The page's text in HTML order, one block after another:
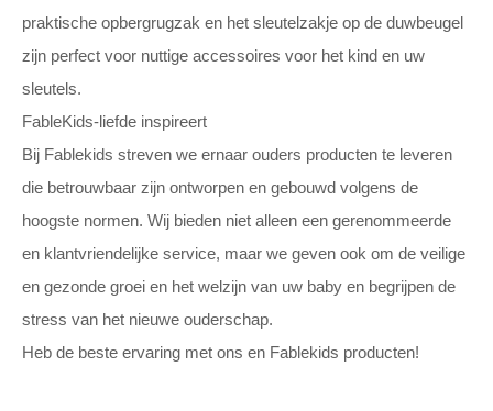
praktische opbergrugzak en het sleutelzakje op de duwbeugel
zijn perfect voor nuttige accessoires voor het kind en uw
sleutels.
FableKids-liefde inspireert
Bij Fablekids streven we ernaar ouders producten te leveren
die betrouwbaar zijn ontworpen en gebouwd volgens de
hoogste normen. Wij bieden niet alleen een gerenommeerde
en klantvriendelijke service, maar we geven ook om de veilige
en gezonde groei en het welzijn van uw baby en begrijpen de
stress van het nieuwe ouderschap.
Heb de beste ervaring met ons en Fablekids producten!